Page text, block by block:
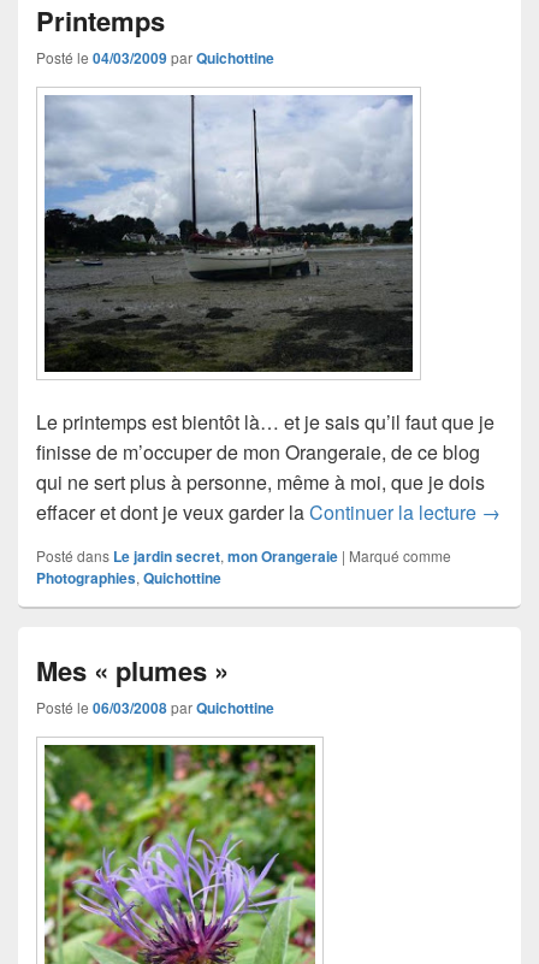
Printemps
Posté le 04/03/2009parQuichottine
Le printemps est bientôt là… et je sais qu’il faut que je
finisse de m’occuper de mon Orangeraie, de ce blog
qui ne sert plus à personne, même à moi, que je dois
effacer et dont je veux garder laContinuer la lecture →
Posté dans Le jardin secret, mon Orangeraie | Marqué comme
Photographies, Quichottine
Mes « plumes »
Posté le 06/03/2008parQuichottine